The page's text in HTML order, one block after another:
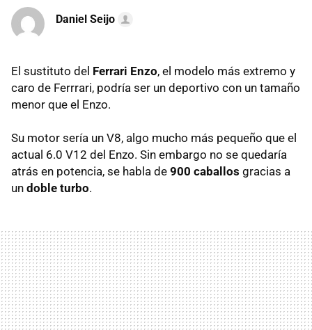
Daniel Seijo
El sustituto del Ferrari Enzo, el modelo más extremo y
caro de Ferrrari, podría ser un deportivo con un tamaño
menor que el Enzo.
Su motor sería un V8, algo mucho más pequeño que el
actual 6.0 V12 del Enzo. Sin embargo no se quedaría
atrás en potencia, se habla de 900 caballos gracias a
un doble turbo.